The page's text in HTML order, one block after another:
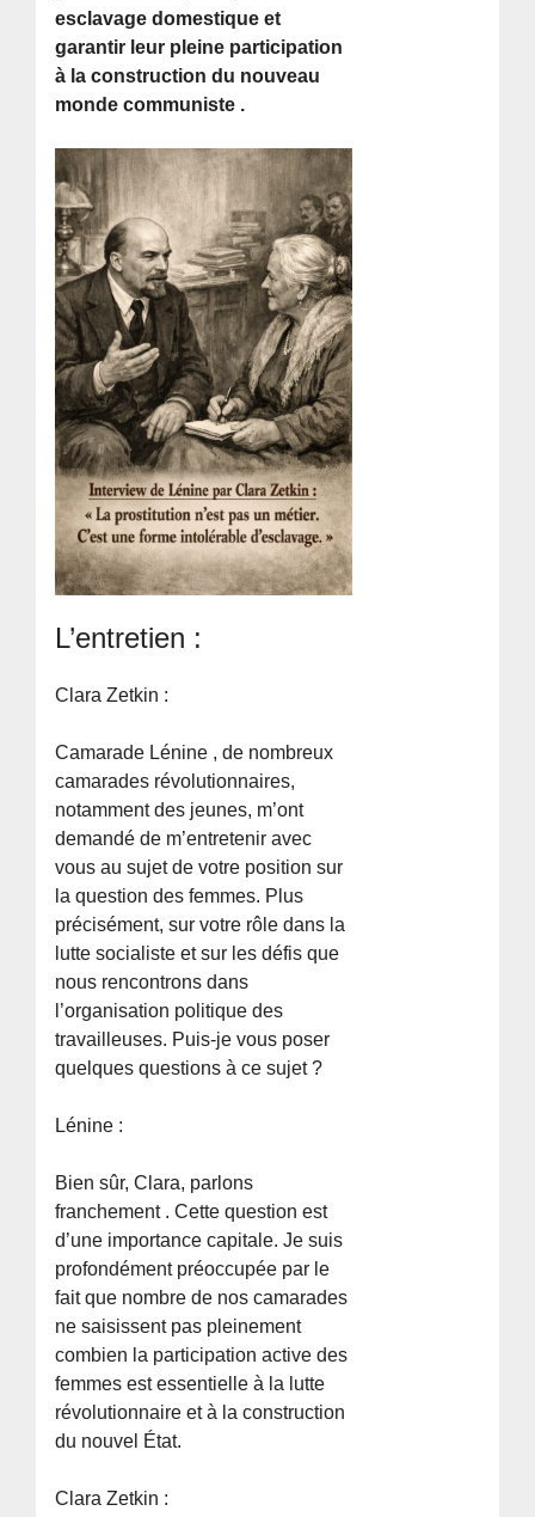
esclavage domestique et
garantir leur pleine participation
à la construction du nouveau
monde communiste .
L’entretien :
Clara Zetkin :
Camarade Lénine , de nombreux
camarades révolutionnaires,
notamment des jeunes, m’ont
demandé de m’entretenir avec
vous au sujet de votre position sur
la question des femmes. Plus
précisément, sur votre rôle dans la
lutte socialiste et sur les défis que
nous rencontrons dans
l’organisation politique des
travailleuses. Puis-je vous poser
quelques questions à ce sujet ?
Lénine :
Bien sûr, Clara, parlons
franchement . Cette question est
d’une importance capitale. Je suis
profondément préoccupée par le
fait que nombre de nos camarades
ne saisissent pas pleinement
combien la participation active des
femmes est essentielle à la lutte
révolutionnaire et à la construction
du nouvel État.
Clara Zetkin :